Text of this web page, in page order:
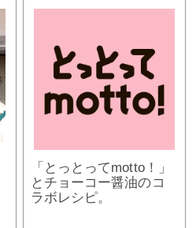
「とっとってmotto！」
とチョーコー醤油のコ
ラボレシピ。